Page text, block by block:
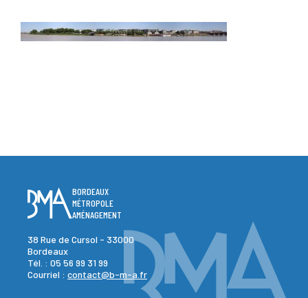
BORDEAUX
MÉTROPOLE
AMÉNAGEMENT
38 Rue de Cursol - 33000
Bordeaux
Tél. : 05 56 99 31 99
Courriel : contact@b-m-a.fr